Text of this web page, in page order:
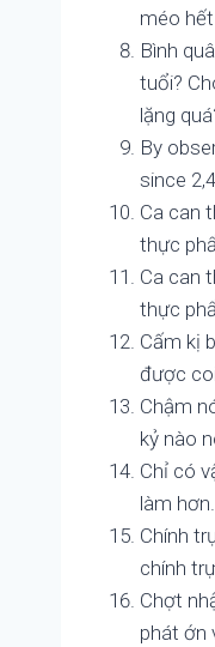
méo
Bình
tuổi?
lặng
By
since
Ca can
thực
Ca can
thực
Cấm kị
được
Chậm
kỷ nào
Chỉ có
làm
Chính
chính
Chợt
phát ớn